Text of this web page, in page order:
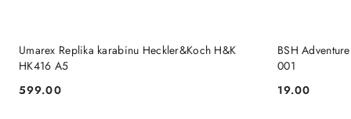
Umarex Replika karabinu Heckler&Koch H&K
HK416 A5
Cena:
599.00
DO KOSZYKA
BSH
001
Cena:
19.00